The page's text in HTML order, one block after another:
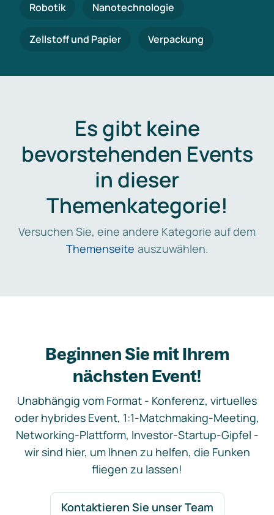
Robotik Nanotechnologie
Zellstoff und Papier Verpackung
Es gibt keine
bevorstehenden Events
in dieser
Themenkategorie!
Versuchen Sie, eine andere Kategorie auf dem
Themenseite auszuwählen.
Beginnen Sie mit Ihrem
nächsten Event!
Unabhängig vom Format - Konferenz, virtuelles
oder hybrides Event, 1:1-Matchmaking-Meeting,
Networking-Plattform, Investor-Startup-Gipfel -
wir sind hier, um Ihnen zu helfen, die Funken
fliegen zu lassen!
Kontaktieren Sie unser Team